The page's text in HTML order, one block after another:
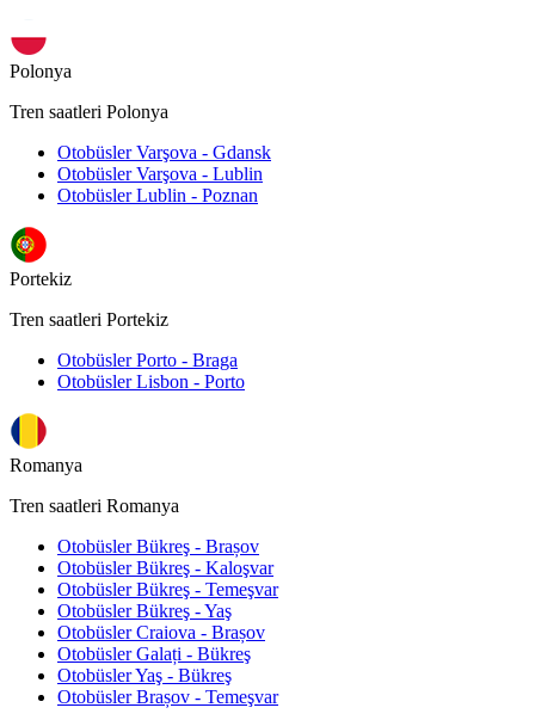
Polonya
Tren saatleri Polonya
Otobüsler Varşova - Gdansk
Otobüsler Varşova - Lublin
Otobüsler Lublin - Poznan
Portekiz
Tren saatleri Portekiz
Otobüsler Porto - Braga
Otobüsler Lisbon - Porto
Romanya
Tren saatleri Romanya
Otobüsler Bükreş - Brașov
Otobüsler Bükreş - Kaloşvar
Otobüsler Bükreş - Temeşvar
Otobüsler Bükreş - Yaş
Otobüsler Craiova - Brașov
Otobüsler Galați - Bükreş
Otobüsler Yaş - Bükreş
Otobüsler Brașov - Temeşvar